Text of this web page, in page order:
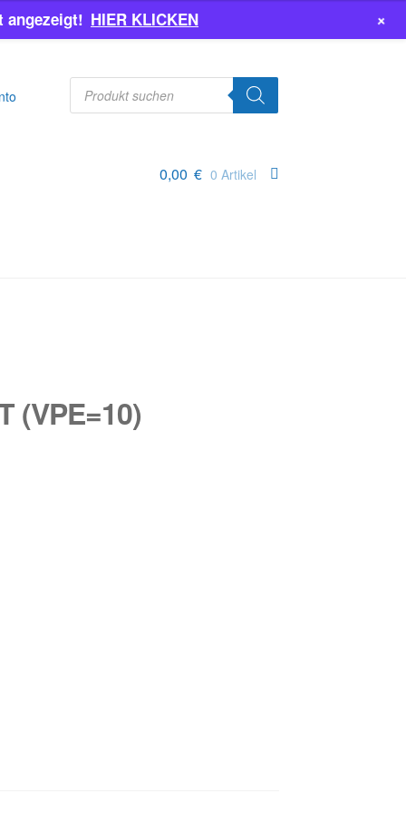
Products
search
0,00 € 0 Artikel
(VPE=10)
angezeigt! HIER KLICKEN +